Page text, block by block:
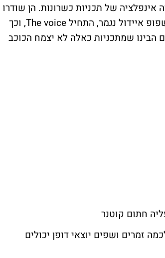
של תכניות כשרונות. הן שודרו
פופ איידול נגמר, התחילThe voice, וכך
הבינו שמתכניות כאלה לא יצמח הכוכב
זמרים ושפים יוצאי דופן יכולים